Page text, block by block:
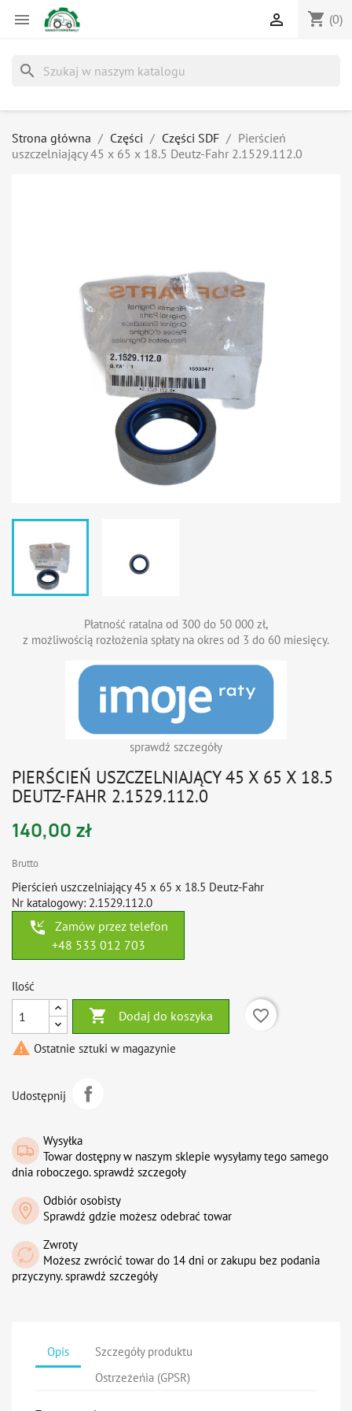
 shopping_cart (0)

search
Strona główna Części Części SDF
Pierścień
uszczelniający 45 x 65 x 18.5 Deutz-Fahr 2.1529.112.0
Płatność ratalna od 300 do 50 000 zł,
z możliwością rozłożenia spłaty na okres od 3 do 60 miesięcy.
sprawdź szczegóły
PIERŚCIEŃ USZCZELNIAJĄCY 45 X 65 X 18.5
DEUTZ-FAHR 2.1529.112.0
140,00 zł
Brutto
Pierścień uszczelniający 45 x 65 x 18.5 Deutz-Fahr
Nr katalogowy: 2.1529.112.0
phone_callback
Zamów przez telefon
+48 533 012 703
Ilość
 Dodaj do koszyka
favorite_border
 Ostatnie sztuki w magazynie
Udostępnij
Wysyłka
Towar dostępny w naszym sklepie wysyłamy tego samego
dnia roboczego. sprawdź szczegoły
Odbiór osobisty
Sprawdź gdzie możesz odebrać towar
Zwroty
Możesz zwrócić towar do 14 dni or zakupu bez podania
przyczyny. sprawdź szczegóły
Opis
Szczegóły produktu
Ostrzeżeńia (GPSR)